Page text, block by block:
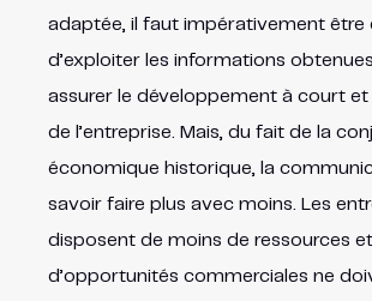
adaptée, il faut impérativement être
d’exploiter les informations
assurer le développement à court
de l’entreprise. Mais, du fait de la
économique historique, la
savoir faire plus avec moins. Les
disposent de moins de ressources
d’opportunités commerciales ne